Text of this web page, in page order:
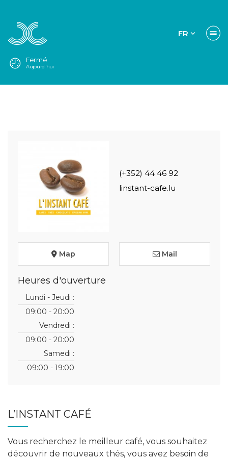
FR
Fermé
Aujourd'hui
(+352) 44 46 92
linstant-cafe.lu
Map Mail
Heures d'ouverture
Lundi - Jeudi :
09:00 - 20:00
Vendredi :
09:00 - 20:00
Samedi :
09:00 - 19:00
L’INSTANT CAFÉ
Vous recherchez le meilleur café, vous souhaitez
découvrir de nouveaux thés, vous avez besoin de